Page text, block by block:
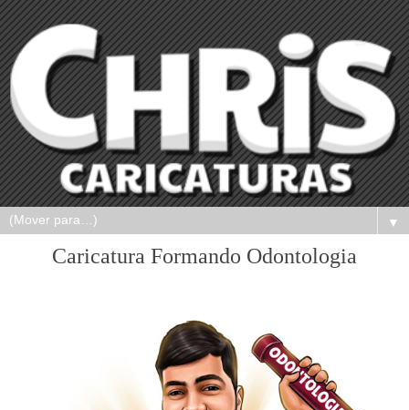
▼
Caricatura Formando Odontologia